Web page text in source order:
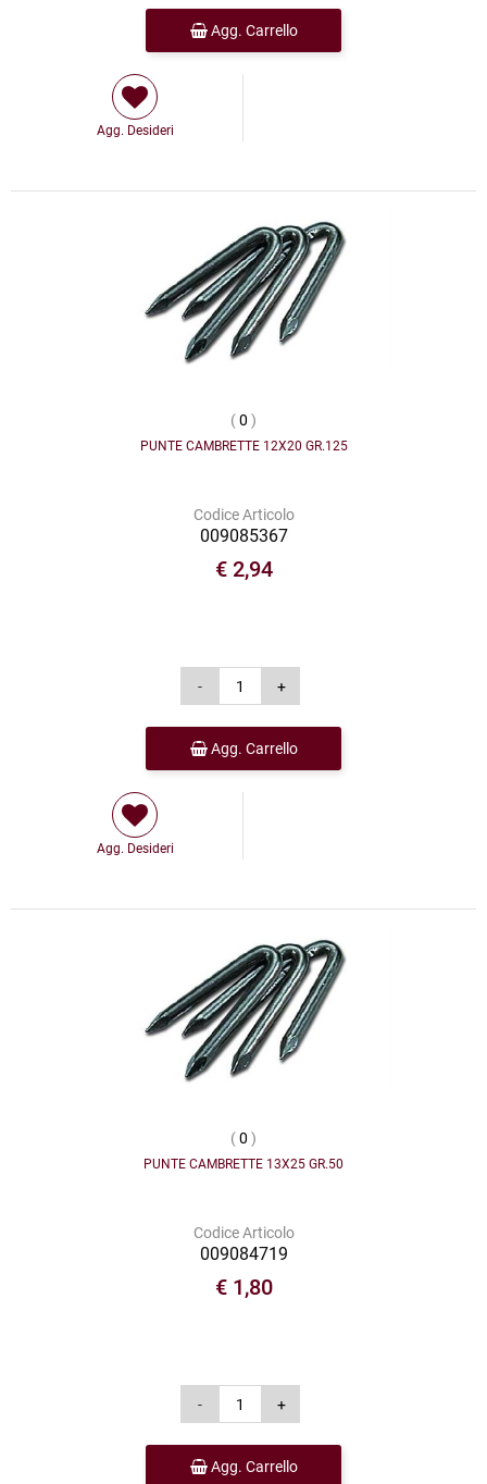
Agg. Carrello
Agg. Desideri
(0 )
PUNTE CAMBRETTE 12X20 GR.125
Codice Articolo
009085367
€ 2,94
Agg. Carrello
Agg. Desideri
(0 )
PUNTE CAMBRETTE 13X25 GR.50
Codice Articolo
009084719
€ 1,80
Agg. Carrello